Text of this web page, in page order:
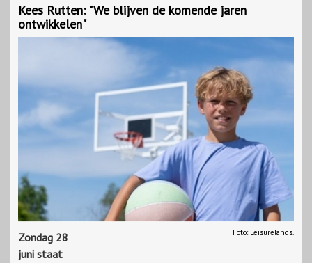
Kees Rutten: "We blijven de komende jaren
ontwikkelen"
Foto: Leisurelands.
Zondag 28
juni staat